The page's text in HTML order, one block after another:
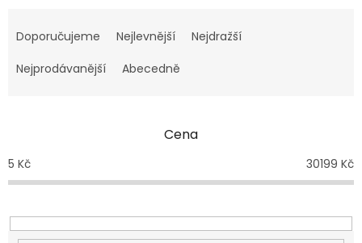
a
e
o
d
k
t
Doporučujeme Nejlevnější
Nejdražší
Nejprodávanější
Abecedně
Cena
5 Kč 30199 Kč